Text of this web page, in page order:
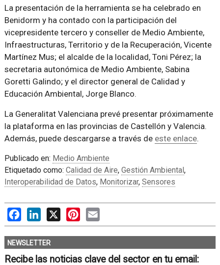
La presentación de la herramienta se ha celebrado en
Benidorm y ha contado con la participación del
vicepresidente tercero y conseller de Medio Ambiente,
Infraestructuras, Territorio y de la Recuperación, Vicente
Martínez Mus; el alcalde de la localidad, Toni Pérez; la
secretaria autonómica de Medio Ambiente, Sabina
Goretti Galindo; y el director general de Calidad y
Educación Ambiental, Jorge Blanco.
La Generalitat Valenciana prevé presentar próximamente
la plataforma en las provincias de Castellón y Valencia.
Además, puede descargarse a través de este enlace.
Publicado en: Medio Ambiente
Etiquetado como: Calidad de Aire, Gestión Ambiental,
Interoperabilidad de Datos, Monitorizar, Sensores
FacebookLinkedIn
X PinterestEmail
NEWSLETTER
Recibe las noticias clave del sector en tu email: